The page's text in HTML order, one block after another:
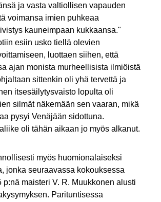
ja vasta valtiollisen vapauden
voimansa imien puhkeaa
kauneimpaan kukkaansa."
esiin usko tiellä olevien
luottaen siihen, että
ajan monista murheellisista ilmiöistä
sittenkin oli yhä tervettä ja
itsesäilytysvaisto lopulta oli
silmät näkemään sen vaaran, mikä
pysyi Venäjään sidottuna.
oli tähän aikaan jo myös alkanut.
myös huomionalaiseksi
jonka seuraavassa kokouksessa
p:nä maisteri V. R. Muukkonen alusti
Parituntisessa